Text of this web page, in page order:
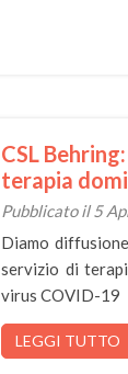
CSL
terapia
Pubblicato il 5
Diamo
servizio di
virus COVID-19
LEGGI TUTTO